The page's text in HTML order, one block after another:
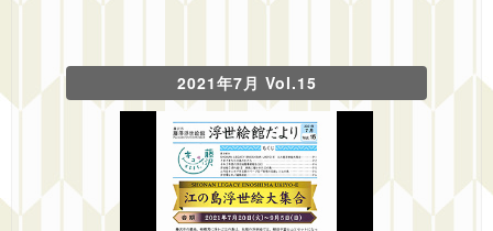
2021年7月 Vol.15